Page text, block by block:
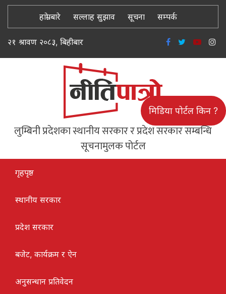
हाम्रो बारे सल्लाह सुझाव सूचना सम्पर्क
२१ श्रावण २०८३, बिहीबार
लुम्बिनी प्रदेशका स्थानीय सरकार र प्रदेश सरकार सम्बन्धि
सूचनामुलक पोर्टल
मिडिया पोर्टल किन ?
गृहपृष्ठ
स्थानीय सरकार
प्रदेश सरकार
बजेट, कार्यक्रम र ऐन
अनुसन्धान प्रतिवेदन